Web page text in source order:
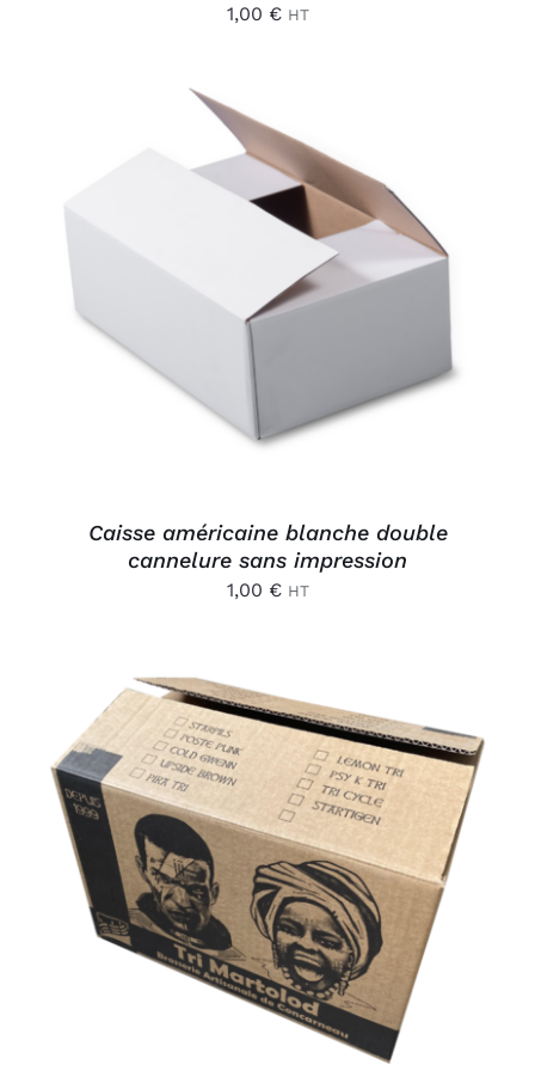
1,00 € HT
AJOUTER AU PANIER
/
Caisse américaine blanche double
cannelure sans impression
1,00 € HT
AJOUTER AU PANIER
DÉTAILS